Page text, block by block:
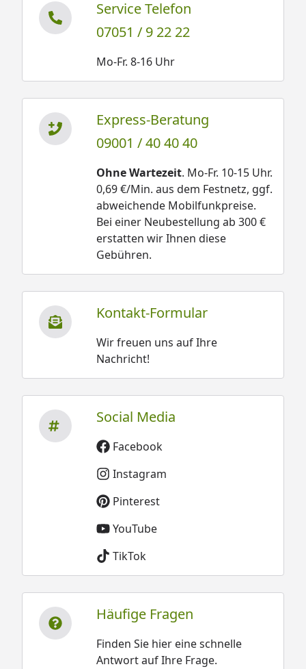
Service Telefon
07051 / 9 22 22
Mo-Fr. 8-16 Uhr
Express-Beratung
09001 / 40 40 40
Ohne Wartezeit. Mo-Fr. 10-15 Uhr.
0,69 €/Min. aus dem Festnetz, ggf.
abweichende Mobilfunkpreise.
Bei einer Neubestellung ab 300 €
erstatten wir Ihnen diese
Gebühren.
Kontakt-Formular
Wir freuen uns auf Ihre
Nachricht!
Social Media
Facebook
Instagram
Pinterest
YouTube
TikTok
Häufige Fragen
Finden Sie hier eine schnelle
Antwort auf Ihre Frage.